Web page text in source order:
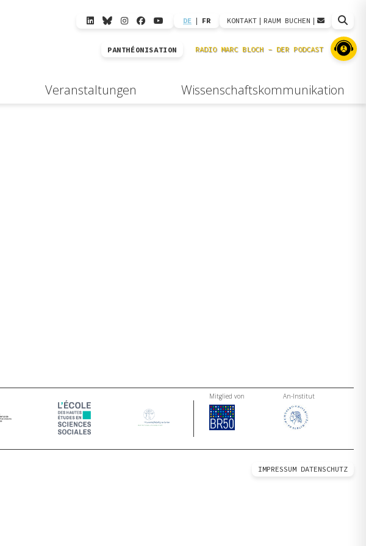
DE | FR KONTAKT | RAUM BUCHEN |
PANTHÉONISATION
Veranstaltungen Wissenschaftskommunikation
Mitglied von An-Institut
IMPRESSUM DATENSCHUTZ